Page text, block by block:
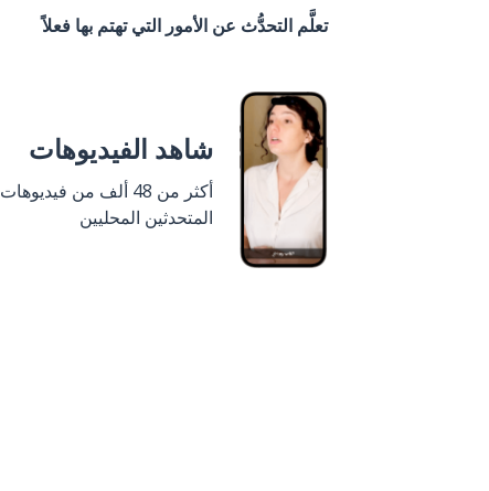
تعلَّم التحدُّث عن الأمور التي تهتم بها فعلاً
شاهد الفيديوهات
أكثر من 48 ألف من فيديوهات
المتحدثين المحليين